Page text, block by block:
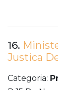
16.
Justica
Categoria: